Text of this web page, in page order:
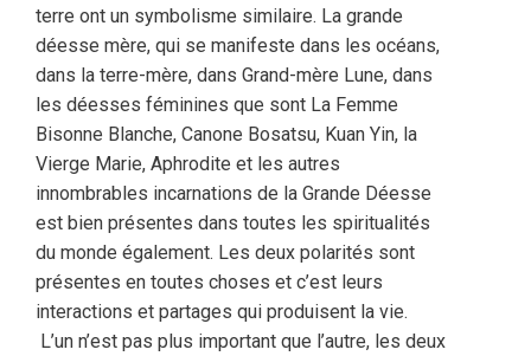
terre ont un symbolisme similaire. La grande
déesse mère, qui se manifeste dans les océans,
dans la terre-mère, dans Grand-mère Lune, dans
les déesses féminines que sont La Femme
Bisonne Blanche, Canone Bosatsu, Kuan Yin, la
Vierge Marie, Aphrodite et les autres
innombrables incarnations de la Grande Déesse
est bien présentes dans toutes les spiritualités
du monde également. Les deux polarités sont
présentes en toutes choses et c’est leurs
interactions et partages qui produisent la vie.
L’un n’est pas plus important que l’autre, les deux